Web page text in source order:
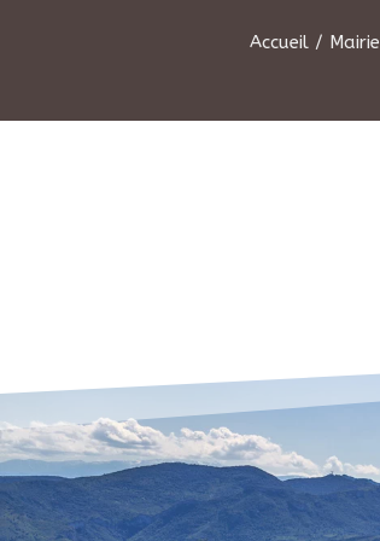
Accueil / Mairie